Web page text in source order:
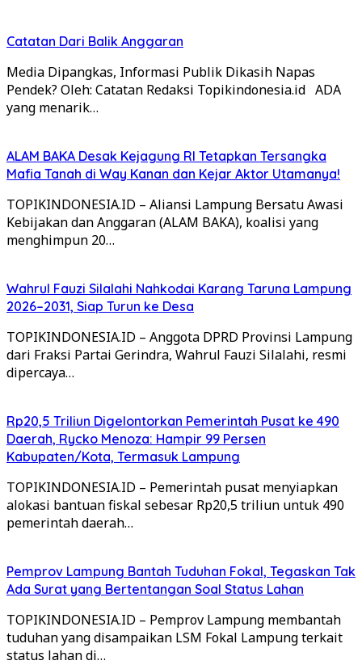
Catatan Dari Balik Anggaran
Media Dipangkas, Informasi Publik Dikasih Napas
Pendek? Oleh: Catatan Redaksi Topikindonesia.id ADA
yang menarik…
ALAM BAKA Desak Kejagung RI Tetapkan Tersangka
Mafia Tanah di Way Kanan dan Kejar Aktor Utamanya!
TOPIKINDONESIA.ID – Aliansi Lampung Bersatu Awasi
Kebijakan dan Anggaran (ALAM BAKA), koalisi yang
menghimpun 20…
Wahrul Fauzi Silalahi Nahkodai Karang Taruna Lampung
2026–2031, Siap Turun ke Desa
TOPIKINDONESIA.ID – Anggota DPRD Provinsi Lampung
dari Fraksi Partai Gerindra, Wahrul Fauzi Silalahi, resmi
dipercaya…
Rp20,5 Triliun Digelontorkan Pemerintah Pusat ke 490
Daerah, Rycko Menoza: Hampir 99 Persen
Kabupaten/Kota, Termasuk Lampung
TOPIKINDONESIA.ID – Pemerintah pusat menyiapkan
alokasi bantuan fiskal sebesar Rp20,5 triliun untuk 490
pemerintah daerah…
Pemprov Lampung Bantah Tuduhan Fokal, Tegaskan Tak
Ada Surat yang Bertentangan Soal Status Lahan
TOPIKINDONESIA.ID – Pemprov Lampung membantah
tuduhan yang disampaikan LSM Fokal Lampung terkait
status lahan di…